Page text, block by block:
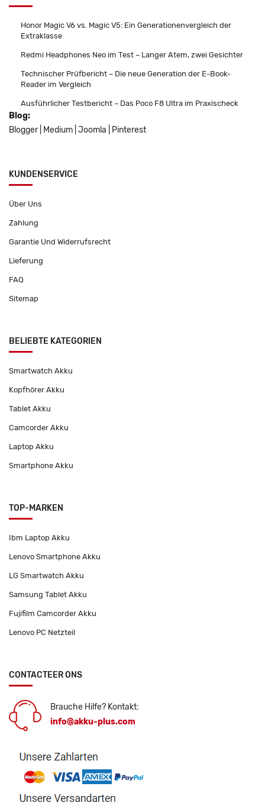
Honor Magic V6 vs. Magic V5: Ein Generationenvergleich der
Extraklasse
Redmi Headphones Neo im Test – Langer Atem, zwei Gesichter
Technischer Prüfbericht – Die neue Generation der E-Book-
Reader im Vergleich
Ausführlicher Testbericht – Das Poco F8 Ultra im Praxischeck
Blog:
Blogger
Medium Joomla Pinterest
KUNDENSERVICE
Über Uns
Zahlung
Garantie Und Widerrufsrecht
Lieferung
FAQ
Sitemap
BELIEBTE KATEGORIEN
Smartwatch Akku
Kopfhörer Akku
Tablet Akku
Camcorder Akku
Laptop Akku
Smartphone Akku
TOP-MARKEN
Ibm Laptop Akku
Lenovo Smartphone Akku
LG Smartwatch Akku
Samsung Tablet Akku
Fujifilm Camcorder Akku
Lenovo PC Netzteil
CONTACTEER ONS
Brauche Hilfe? Kontakt:
info@akku-plus.com